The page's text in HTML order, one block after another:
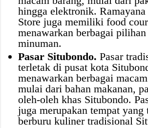
hingga elektronik.
Store juga memiliki food
menawarkan berbagai
minuman.
Pasar Situbondo. Pasar
terletak di pusat kota
menawarkan berbagai
mulai dari bahan makanan,
oleh-oleh khas Situbondo.
juga merupakan tempat yang
berburu kuliner tradisional